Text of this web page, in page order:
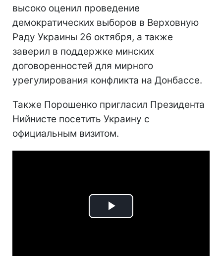
высоко оценил проведение
демократических выборов в Верховную
Раду Украины 26 октября, а также
заверил в поддержке минских
договоренностей для мирного
урегулирования конфликта на Донбассе.
Также Порошенко пригласил Президента
Нийнисте посетить Украину с
официальным визитом.
Play